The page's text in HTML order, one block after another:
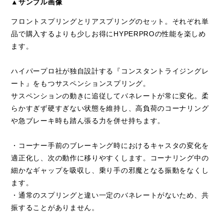
▲サンプル画像
フロントスプリングとリアスプリングのセット。それぞれ単
品で購入するよりも少しお得にHYPERPROの性能を楽しめ
ます。
ハイパープロ社が独自設計する『コンスタントライジングレ
ート』をもつサスペンションスプリング。
サスペンションの動きに追従してバネレートが常に変化。柔
らかすぎず硬すぎない状態を維持し、高負荷のコーナリング
や急ブレーキ時も踏ん張る力を併せ持ちます。
・コーナー手前のブレーキング時におけるキャスタの変化を
適正化し、次の動作に移りやすくします。コーナリング中の
細かなギャップを吸収し、乗り手の邪魔となる振動をなくし
ます。
・通常のスプリングと違い一定のバネレートがないため、共
振することがありません。